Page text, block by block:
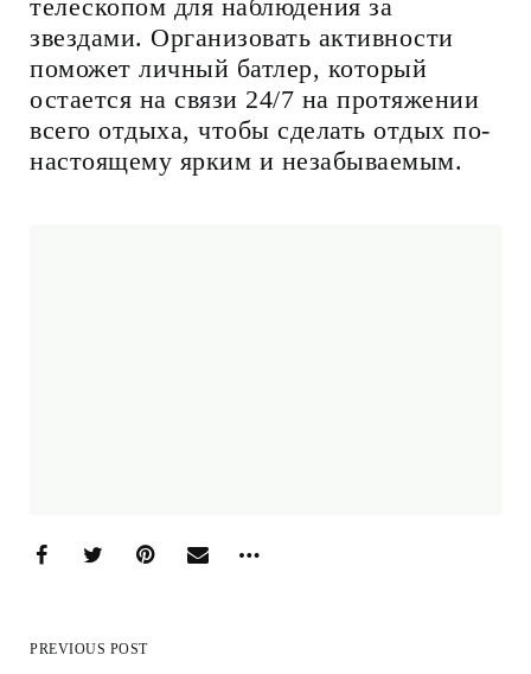
телескопом для наблюдения за
звездами. Организовать активности
поможет личный батлер, который
остается на связи 24/7 на протяжении
всего отдыха, чтобы сделать отдых по-
настоящему ярким и незабываемым.
PREVIOUS POST